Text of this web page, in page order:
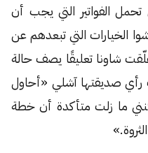
الفواتير التي يجب أن
الخيارات التي تبعدهم عن
شاونا تعليقًا يصف حالة
رأي صديقتها آشلي «أحاول
ما زلت متأكدة أن خطة